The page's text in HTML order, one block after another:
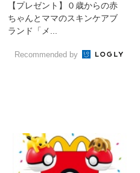
【プレゼント】０歳からの赤
ちゃんとママのスキンケアブ
ランド「メ...
Recommended by